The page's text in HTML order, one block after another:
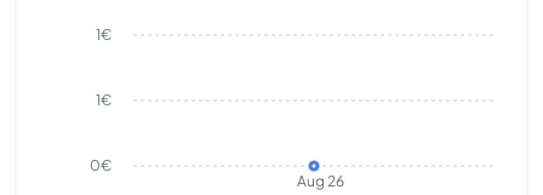
Aug 26
0€
1€
1€